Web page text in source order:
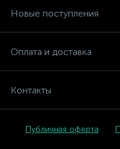
Новые поступления
Оплата и доставка
Контакты
Публичная оферта